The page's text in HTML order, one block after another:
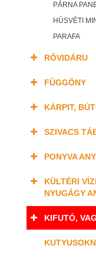
PÁRNA
HÚSVÉTI
PARAFA
RÖVIDÁRU
FÜGGÖNY
KÁRPIT,
SZIVACS
PONYVA
KÜLTÉRI
NYUGÁGY
KIFUTÓ,